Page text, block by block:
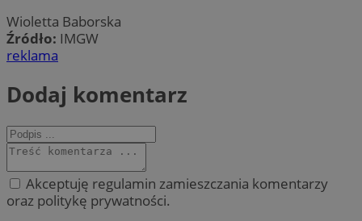
Wioletta Baborska
Źródło: IMGW
reklama
Dodaj komentarz
Akceptuję regulamin zamieszczania komentarzy
oraz politykę prywatności.